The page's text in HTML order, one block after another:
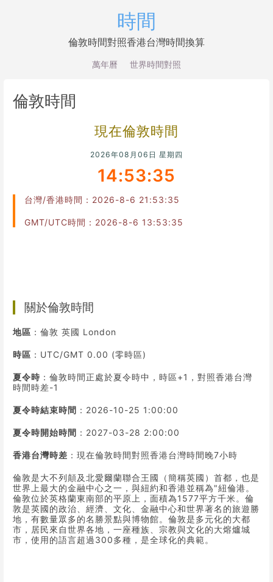
時間
倫敦時間對照香港台灣時間換算
萬年曆 世界時間對照
倫敦時間
現在倫敦時間
2026年08月06日 星期四
14:53:35
台灣/香港時間：2026-8-6 21:53:35
GMT/UTC時間：2026-8-6 13:53:35
關於倫敦時間
地區 ：倫敦 英國 London
時區 ：UTC/GMT 0.00 (零時區)
夏令時 ：倫敦時間正處於夏令時中，時區+1，對照香港台灣
時間時差-1
夏令時結束時間 ：2026-10-25 1:00:00
夏令時開始時間 ：2027-03-28 2:00:00
香港台灣時差 ：現在倫敦時間對照香港台灣時間晚7小時
倫敦是大不列顛及北愛爾蘭聯合王國（簡稱英國）首都，也是
世界上最大的金融中心之一，與紐約和香港並稱為"紐倫港。
倫敦位於英格蘭東南部的平原上，面積為1577平方千米。倫
敦是英國的政治、經濟、文化、金融中心和世界著名的旅遊勝
地，有數量眾多的名勝景點與博物館。倫敦是多元化的大都
市，居民來自世界各地，一座種族、宗教與文化的大熔爐城
市，使用的語言超過300多種，是全球化的典範。